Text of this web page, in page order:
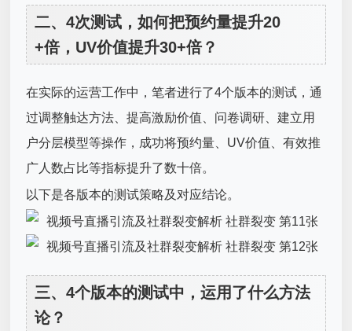
二、4次测试，如何把预约量提升20
+倍，UV价值提升30+倍？
在实际的运营工作中，笔者进行了4个版本的测试，通
过调整触达方法、提高激励价值、问卷调研、建立用
户分层模型等操作，成功将预约量、UV价值、有效推
广人数占比等指标提升了数十倍。
以下是各版本的测试策略及对应结论。
三、4个版本的测试中，运用了什么方法
论？